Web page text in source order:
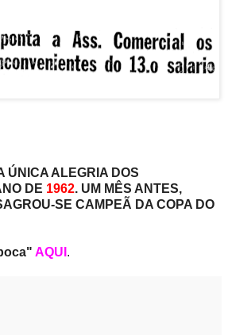
ÚNICA ALEGRIA DOS
DE 1962. UM MÊS ANTES,
SE CAMPEÃ DA COPA DO
AQUI .